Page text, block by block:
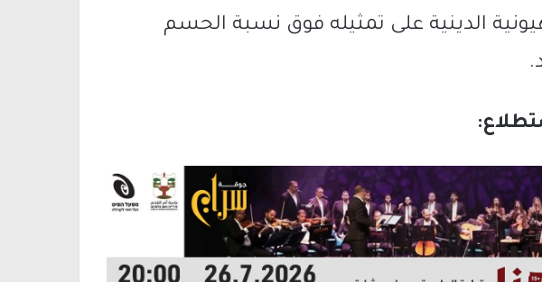
الدينية على تمثيله فوق نسبة الحسم